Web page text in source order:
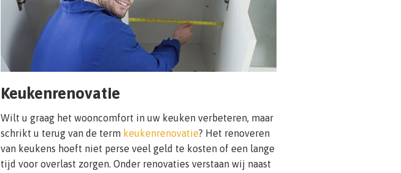
Keukenrenovatie
Wilt u graag het wooncomfort in uw keuken verbeteren, maar
schrikt u terug van de term keukenrenovatie? Het renoveren
van keukens hoeft niet perse veel geld te kosten of een lange
tijd voor overlast zorgen. Onder renovaties verstaan wij naast